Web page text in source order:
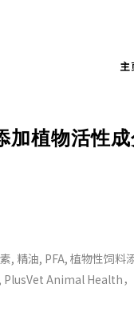
主
加植物活性